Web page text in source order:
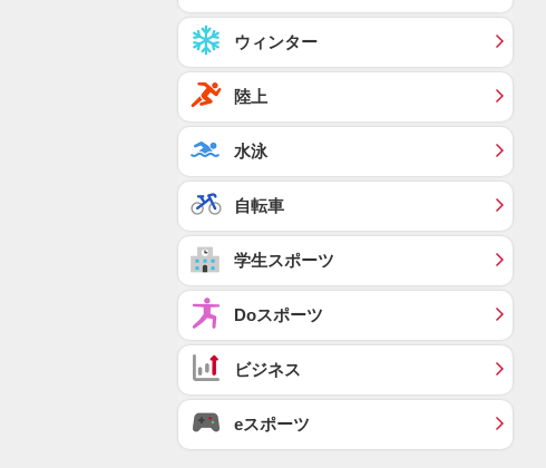
ウィンター
陸上
水泳
自転車
学生スポーツ
Doスポーツ
ビジネス
eスポーツ